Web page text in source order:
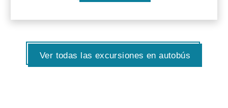
Ver todas las excursiones en autobús